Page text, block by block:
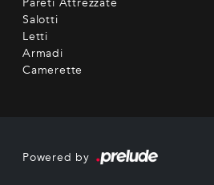
Salotti
Letti
Armadi
Camerette
Powered by